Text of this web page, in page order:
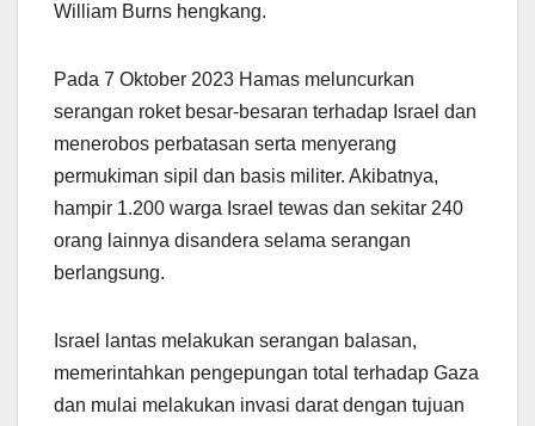
William Burns hengkang.
Pada 7 Oktober 2023 Hamas meluncurkan
serangan roket besar-besaran terhadap Israel dan
menerobos perbatasan serta menyerang
permukiman sipil dan basis militer. Akibatnya,
hampir 1.200 warga Israel tewas dan sekitar 240
orang lainnya disandera selama serangan
berlangsung.
Israel lantas melakukan serangan balasan,
memerintahkan pengepungan total terhadap Gaza
dan mulai melakukan invasi darat dengan tujuan